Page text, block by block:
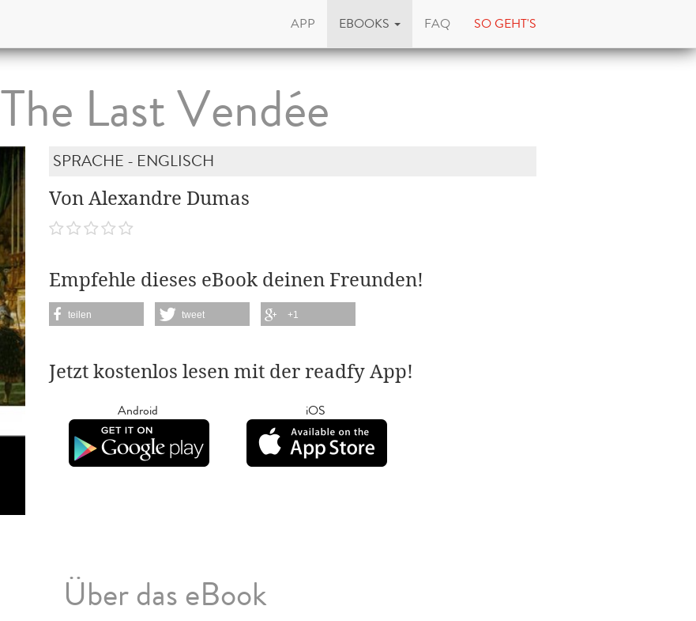
APP EBOOKS FAQ SO GEHT'S
The Last Vendée
SPRACHE - ENGLISCH
Von Alexandre Dumas
Empfehle dieses eBook deinen Freunden!
teilen tweet +1
Jetzt kostenlos lesen mit der readfy App!
Android iOS
Über das eBook